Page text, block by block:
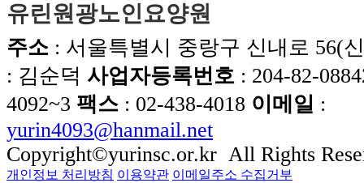
유린원광노인요양원
주소 : 서울특별시 중랑구 신내로 56(
: 김순덕 사업자등록번호 : 204-82-
4092~3 팩스 : 02-438-4018 이메일 :
yurin4093@hanmail.net
Copyright©yurinsc.or.kr All Rights
개인정보 처리방침 이용약관 이메일주소 수집거부